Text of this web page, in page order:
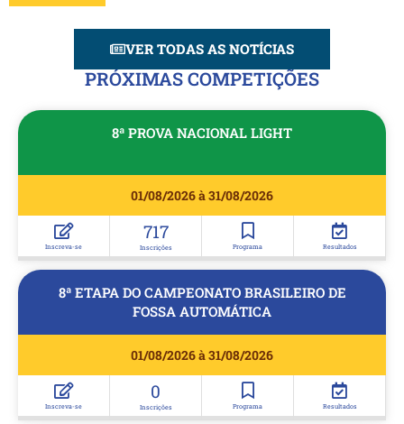
PRÓXIMAS COMPETIÇÕES
8ª PROVA NACIONAL LIGHT
01/08/2026 à 31/08/2026
Inscreva-se
717
Inscrições Programa Resultados
8ª ETAPA DO CAMPEONATO BRASILEIRO DE
FOSSA AUTOMÁTICA
01/08/2026 à 31/08/2026
Inscreva-se
0
Inscrições Programa Resultados
VER TODAS AS NOTÍCIAS